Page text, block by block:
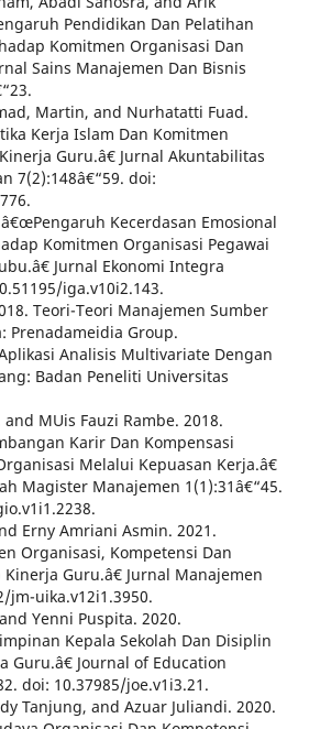
Pendidikan Dan Pelatihan
Komitmen Organisasi Dan
Sains Manajemen Dan Bisnis
Martin, and Nurhatatti Fuad.
Kerja Islam Dan Komitmen
Guru.â€ Jurnal Akuntabilitas
7(2):148â€“59. doi:
Kecerdasan Emosional
Komitmen Organisasi Pegawai
Jurnal Ekonomi Integra
iga.v10i2.143.
Teori-Teori Manajemen Sumber
Prenadameidia Group.
Analisis Multivariate Dengan
Badan Peneliti Universitas
MUis Fauzi Rambe. 2018.
Karir Dan Kompensasi
Melalui Kepuasan Kerja.â€
Magister Manajemen 1(1):31â€“45.
Erny Amriani Asmin. 2021.
Organisasi, Kompetensi Dan
Guru.â€ Jurnal Manajemen
jm-uika.v12i1.3950.
Yenni Puspita. 2020.
Kepala Sekolah Dan Disiplin
Journal of Education
doi: 10.37985/joe.v1i3.21.
Tanjung, and Azuar Juliandi. 2020.